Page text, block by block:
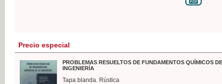
Precio especial
PROBLEMAS RESUELTOS DE FUNDAMENTOS QUÍMICOS
INGENIERÍA
Tapa blanda. Rústica